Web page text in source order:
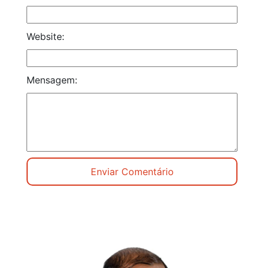
Website:
Mensagem: